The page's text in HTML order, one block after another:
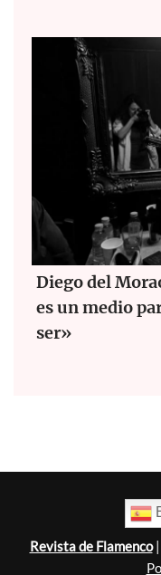
Diego del
es un medio
ser»
Revista de Flamenco|